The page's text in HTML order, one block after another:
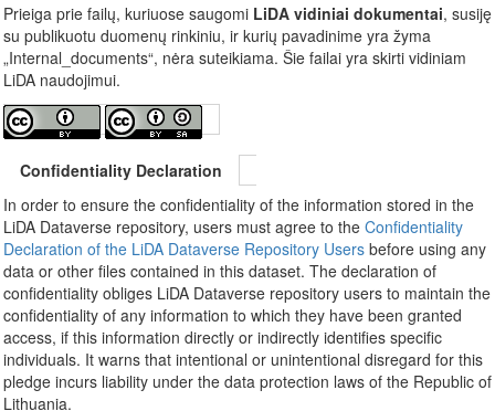
Prieiga prie failų, kuriuose saugomi LiDA vidiniai dokumentai, susiję
su publikuotu duomenų rinkiniu, ir kurių pavadinime yra žyma
„Internal_documents“, nėra suteikiama. Šie failai yra skirti vidiniam
LiDA naudojimui.
Confidentiality Declaration
In order to ensure the confidentiality of the information stored in the
LiDA Dataverse repository, users must agree to the Confidentiality
Declaration of the LiDA Dataverse Repository Usersbefore using any
data or other files contained in this dataset. The declaration of
confidentiality obliges LiDA Dataverse repository users to maintain the
confidentiality of any information to which they have been granted
access, if this information directly or indirectly identifies specific
individuals. It warns that intentional or unintentional disregard for this
pledge incurs liability under the data protection laws of the Republic of
Lithuania.